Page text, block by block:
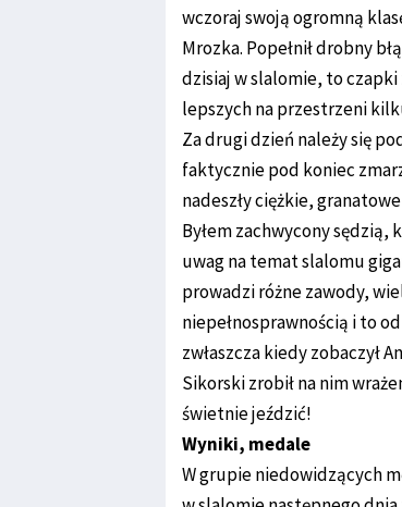
wczoraj swoją ogromną
Mrozka. Popełnił drobny
dzisiaj w slalomie, to czapki
lepszych na przestrzeni
Za drugi dzień należy się
faktycznie pod koniec
nadeszły ciężkie,
Byłem zachwycony sędzią,
uwag na temat slalomu
prowadzi różne zawody,
niepełnosprawnością i to
zwłaszcza kiedy zobaczył
Sikorski zrobił na nim
świetnie jeździć!
Wyniki, medale
W grupie niedowidzących